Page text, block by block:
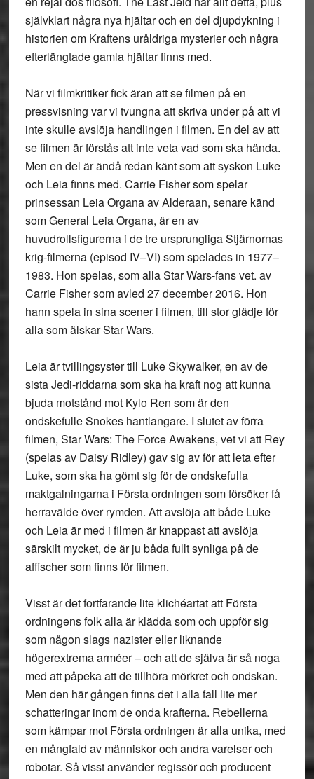
självklart några nya hjältar och en del djupdykning i
historien om Kraftens uråldriga mysterier och några
efterlängtade gamla hjältar finns med.
När vi filmkritiker fick äran att se filmen på en
pressvisning var vi tvungna att skriva under på att vi
inte skulle avslöja handlingen i filmen. En del av att
se filmen är förstås att inte veta vad som ska hända.
Men en del är ändå redan känt som att syskon Luke
och Leia finns med. Carrie Fisher som spelar
prinsessan Leia Organa av Alderaan, senare känd
som General Leia Organa, är en av
huvudrollsfigurerna i de tre ursprungliga Stjärnornas
krig-filmerna (episod IV–VI) som spelades in 1977–
1983. Hon spelas, som alla Star Wars-fans vet. av
Carrie Fisher som avled 27 december 2016. Hon
hann spela in sina scener i filmen, till stor glädje för
alla som älskar Star Wars.
Leia är tvillingsyster till Luke Skywalker, en av de
sista Jedi-riddarna som ska ha kraft nog att kunna
bjuda motstånd mot Kylo Ren som är den
ondskefulle Snokes hantlangare. I slutet av förra
filmen, Star Wars: The Force Awakens, vet vi att Rey
(spelas av Daisy Ridley) gav sig av för att leta efter
Luke, som ska ha gömt sig för de ondskefulla
maktgalningarna i Första ordningen som försöker få
herravälde över rymden. Att avslöja att både Luke
och Leia är med i filmen är knappast att avslöja
särskilt mycket, de är ju båda fullt synliga på de
affischer som finns för filmen.
Visst är det fortfarande lite klichéartat att Första
ordningens folk alla är klädda som och uppför sig
som någon slags nazister eller liknande
högerextrema arméer – och att de själva är så noga
med att påpeka att de tillhöra mörkret och ondskan.
Men den här gången finns det i alla fall lite mer
schatteringar inom de onda krafterna. Rebellerna
som kämpar mot Första ordningen är alla unika, med
en mångfald av människor och andra varelser och
robotar. Så visst använder regissör och producent